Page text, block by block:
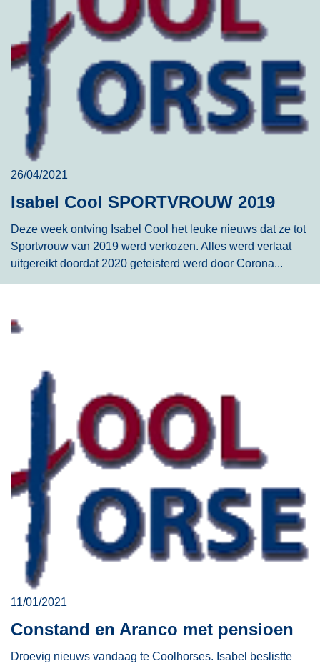
26/04/2021
Isabel Cool SPORTVROUW 2019
Deze week ontving Isabel Cool het leuke nieuws dat ze tot
Sportvrouw van 2019 werd verkozen. Alles werd verlaat
uitgereikt doordat 2020 geteisterd werd door Corona...
11/01/2021
Constand en Aranco met pensioen
Droevig nieuws vandaag te Coolhorses. Isabel beslistte